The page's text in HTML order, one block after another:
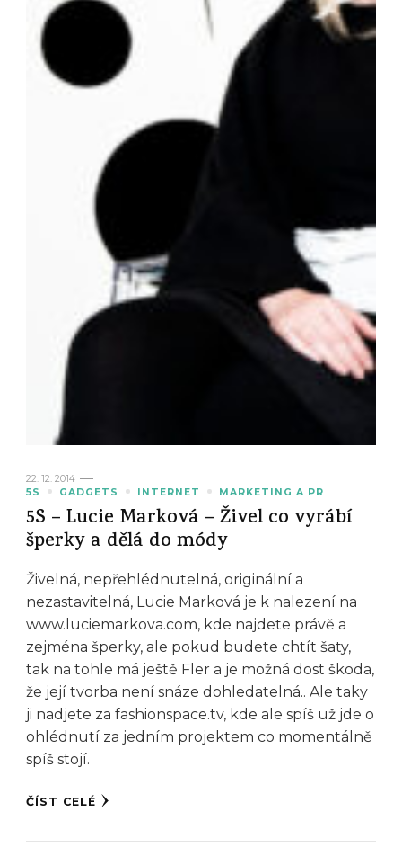
22. 12. 2014
5S
GADGETS INTERNET MARKETING A PR
5S – Lucie Marková – Živel co vyrábí
šperky a dělá do módy
Živelná, nepřehlédnutelná, originální a
nezastavitelná, Lucie Marková je k nalezení na
www.luciemarkova.com, kde najdete právě a
zejména šperky, ale pokud budete chtít šaty,
tak na tohle má ještě Fler a je možná dost škoda,
že její tvorba není snáze dohledatelná.. Ale taky
ji nadjete za fashionspace.tv, kde ale spíš už jde o
ohlédnutí za jedním projektem co momentálně
spíš stojí.
ČÍST CELÉ